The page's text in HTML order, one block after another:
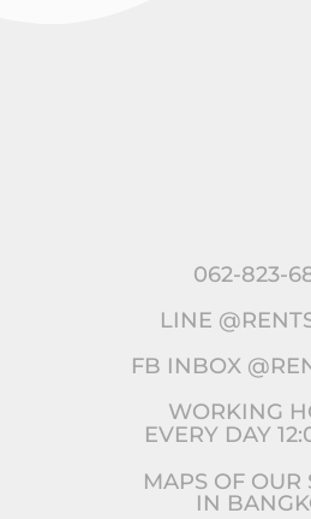
062-823-
LINE
FB INBOX
WORKING
EVERY DAY
MAPS OF OUR
IN